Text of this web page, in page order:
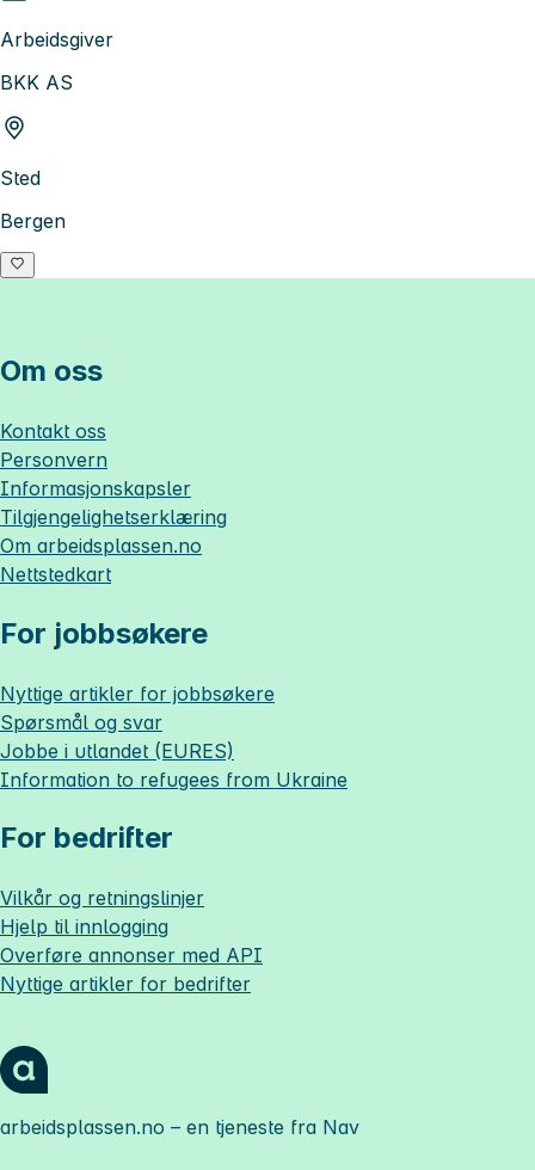
Arbeidsgiver
BKK AS
Sted
Bergen
Om oss
Kontakt oss
Personvern
Informasjonskapsler
Tilgjengelighetserklæring
Om arbeidsplassen.no
Nettstedkart
For jobbsøkere
Nyttige artikler for jobbsøkere
Spørsmål og svar
Jobbe i utlandet (EURES)
Information to refugees from Ukraine
For bedrifter
Vilkår og retningslinjer
Hjelp til innlogging
Overføre annonser med API
Nyttige artikler for bedrifter
arbeidsplassen.no – en tjeneste fra Nav